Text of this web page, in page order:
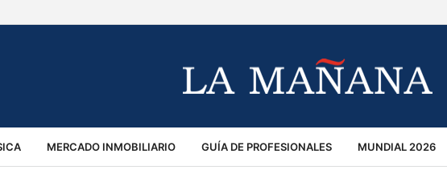
MERCADO INMOBILIARIO GUÍA DE PROFESIONALES MUNDIAL 2026